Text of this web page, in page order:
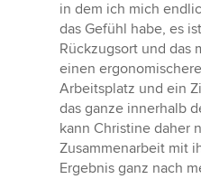
in dem ich mich
das Gefühl habe, es
Rückzugsort und das
einen
Arbeitsplatz und ein
das ganze innerhalb
kann Christine daher
Zusammenarbeit mit
Ergebnis ganz nach